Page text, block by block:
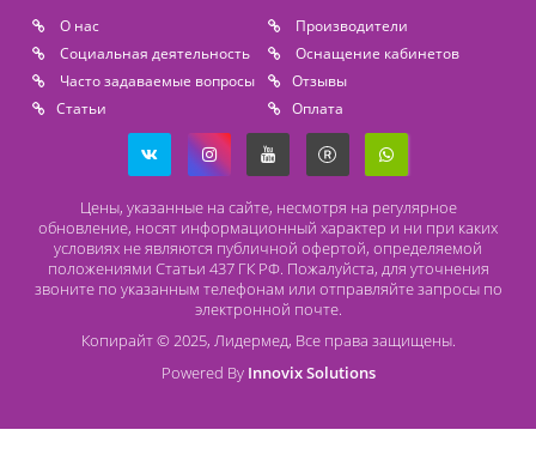
электронную почту компании info@lidermed-ru.com
по контактному номеру телефона 8 800 444 14 28.
Контакты
8 (800) 444 14 28
+7 (812) 565 23 25
+7 (911) 975 18 51
Расходные материалы
Lidermed.rf@yandex.ru